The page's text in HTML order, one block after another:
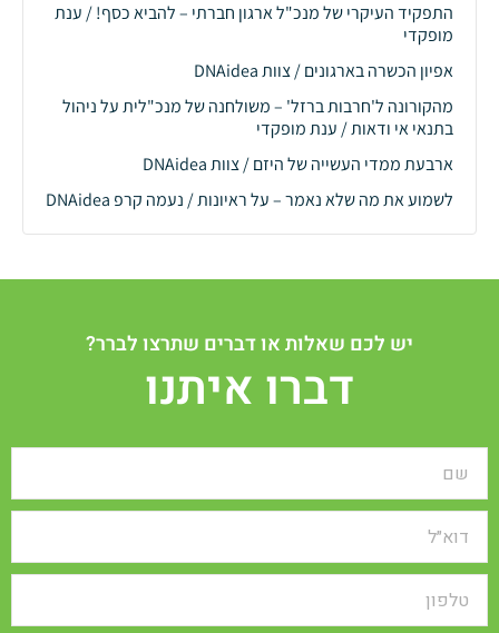
התפקיד העיקרי של מנכ"ל ארגון חברתי – להביא כסף! / ענת
מופקדי
אפיון הכשרה בארגונים / צוות DNAidea
מהקורונה ל'חרבות ברזל' – משולחנה של מנכ"לית על ניהול
בתנאי אי ודאות / ענת מופקדי
ארבעת ממדי העשייה של היזם / צוות DNAidea
לשמוע את מה שלא נאמר – על ראיונות / נעמה קרפ DNAidea
יש לכם שאלות או דברים שתרצו לברר?
דברו איתנו